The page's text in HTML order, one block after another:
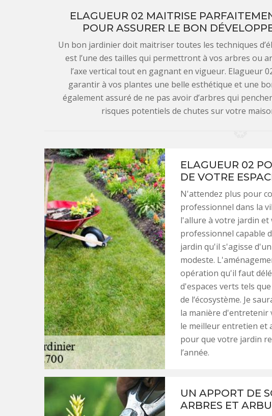
ELAGUEUR 02 MAITRISE
POUR ASSURER LE BON
Un bon jardinier doit maitriser toutes les techniques
est l’une des tailles qui permettront à vos arbres ou
l’axe vertical tout en gagnant en vigueur. Elagueur
garantir à vos plantes une belle esthétique et une
également assuré de ne pas avoir d’arbres qui
risques potentiels de chutes sur votre
ELAGUEUR 02
DE VOTRE
N'attendez plus pour
professionnel dans la
l'allure à votre jardin et
professionnel capable
jardin qu'il s'agisse
modeste.
opération qu'il faut
d'espaces verts tels
de l‘écosystème. Je
la manière d'entretenir
le meilleur entretien et
pour que votre jardin
l’année.
UN APPORT DE
ARBRES ET